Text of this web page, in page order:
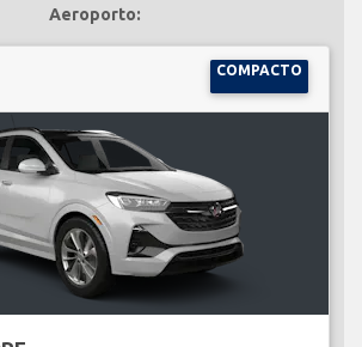
Aeroporto:
COMPACTO